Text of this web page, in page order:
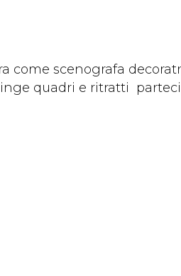
come scenografa
quadri e ritratti